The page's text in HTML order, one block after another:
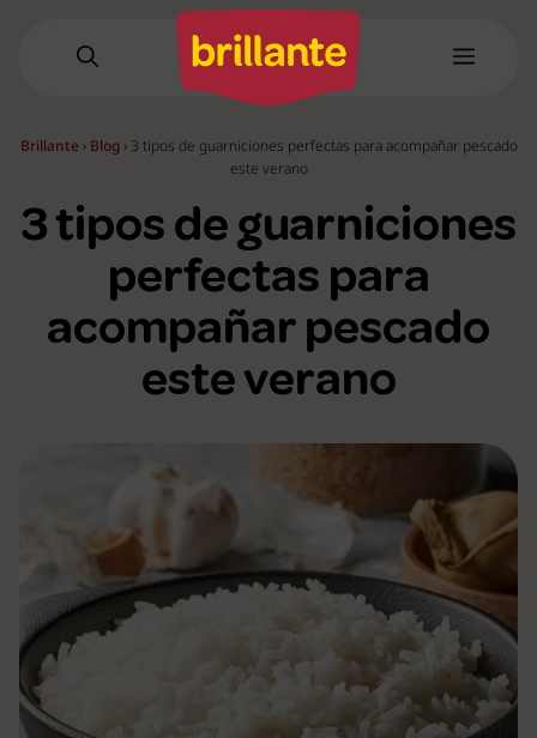
Menú
Brillante › Blog› 3 tipos de guarniciones perfectas para acompañar pescado
este verano
3 tipos de guarniciones
perfectas para
acompañar pescado
este verano